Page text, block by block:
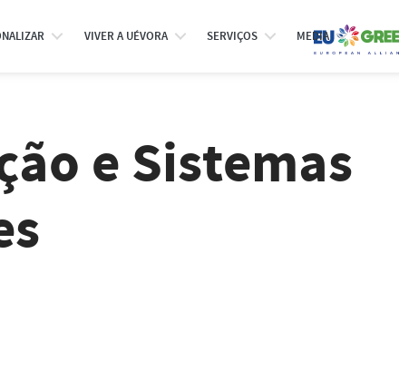
VIVER A UÉVORA SERVIÇOS MEDIA
e Sistemas